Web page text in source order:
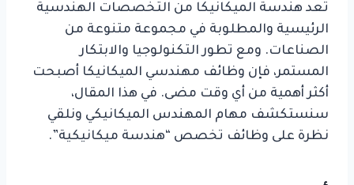
تعد هندسة الميكانيكا من التخصصات الهندسية
الرئيسية والمطلوبة في مجموعة متنوعة من
الصناعات. ومع تطور التكنولوجيا والابتكار
المستمر، فإن وظائف مهندسي الميكانيكا أصبحت
أكثر أهمية من أي وقت مضى. في هذا المقال،
سنستكشف مهام المهندس الميكانيكي ونلقي
نظرة على وظائف تخصص “هندسة ميكانيكية”.